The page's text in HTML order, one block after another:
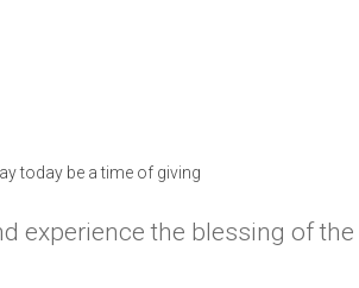
today be a time of giving
experience the blessing of the